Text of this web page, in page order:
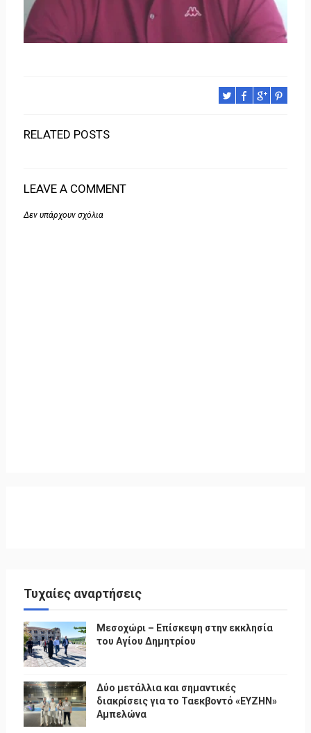
RELATED POSTS
LEAVE A COMMENT
Δεν υπάρχουν σχόλια
Τυχαίες αναρτήσεις
Μεσοχώρι – Επίσκεψη στην εκκλησία
του Αγίου Δημητρίου
Δύο μετάλλια και σημαντικές
διακρίσεις για το Ταεκβοντό «ΕΥΖΗΝ»
Αμπελώνα